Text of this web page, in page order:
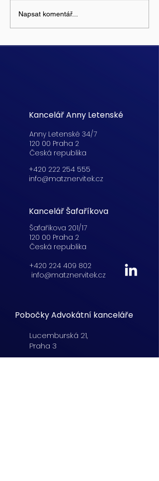
Napsat komentář...
Kancelář Anny Letenské
Anny Letenské 34/7
120 00 Praha 2
Česká republika
+420 222 254 555
info@matznervitek.cz
Kancelář Šafaříkova
Šafaříkova 201/17
120 00 Praha 2
Česká republika
+420 224 409 802
info@matznervitek.cz
Pobočky Advokátní kanceláře
Lucemburská 21,
Praha 3
+420 222 254 555